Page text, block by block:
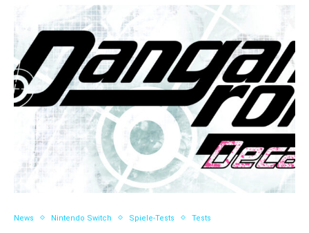
News Nintendo Switch Spiele-Tests Tests